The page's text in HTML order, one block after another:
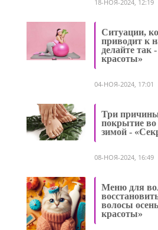
18-НОЯ-2024, 12:19
Ситуации,
приводит к
делайте так
красоты»
04-НОЯ-2024, 17:01
Три
покрытие
зимой -
08-НОЯ-2024, 16:49
Меню для
волосы
красоты»